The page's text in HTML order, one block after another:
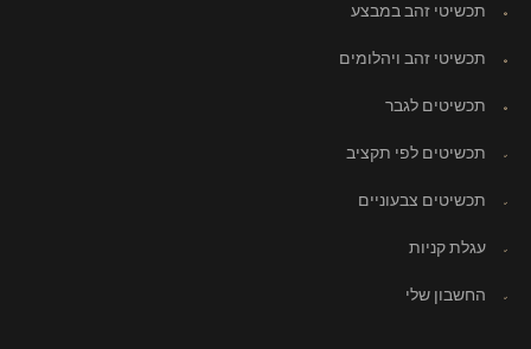
תכשיטי זהב במבצע
תכשיטי זהב ויהלומים
תכשיטים לגבר
תכשיטים לפי תקציב
תכשיטים צבעוניים
עגלת קניות
החשבון שלי